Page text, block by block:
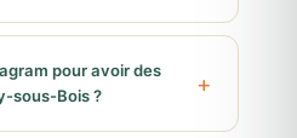
pour avoir des
sous-Bois ?